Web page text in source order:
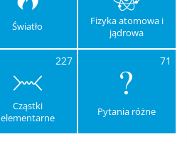
Światło
Fizyka atomowa i
jądrowa
227
Cząstki
elementarne
71
Pytania różne